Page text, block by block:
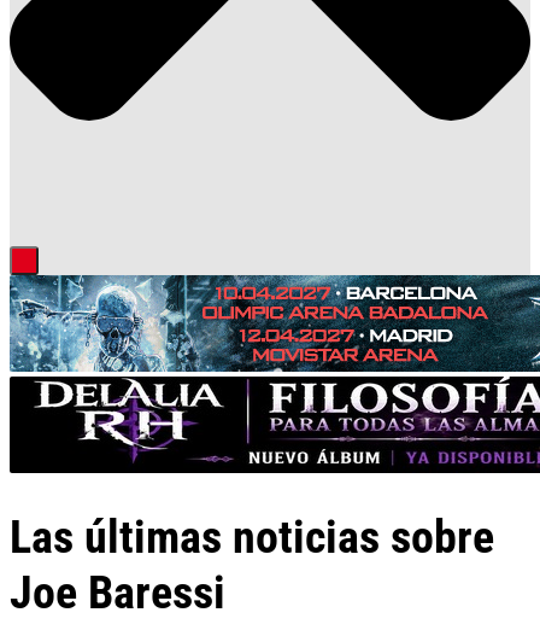
Las últimas noticias sobre
Joe Baressi